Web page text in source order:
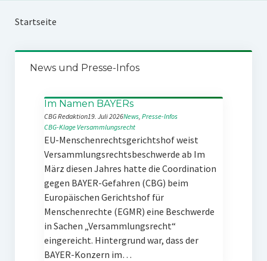
Startseite
News und Presse-Infos
Im Namen BAYERs
CBG Redaktion19. Juli 2026News, Presse-Infos
CBG-Klage Versammlungsrecht
EU-Menschenrechtsgerichtshof weist
Versammlungsrechtsbeschwerde ab Im
März diesen Jahres hatte die Coordination
gegen BAYER-Gefahren (CBG) beim
Europäischen Gerichtshof für
Menschenrechte (EGMR) eine Beschwerde
in Sachen „Versammlungsrecht“
eingereicht. Hintergrund war, dass der
BAYER-Konzern im…